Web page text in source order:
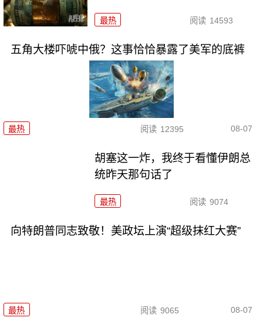
最热 阅读 14593
五角大楼吓唬中俄？这事恰恰暴露了美军的底裤
最热 阅读 12395 08-07
胡塞这一炸，我终于看懂伊朗总
统昨天那句话了
最热 阅读 9074
向特朗普同志致敬！美政坛上演“超级抹红大赛”
最热 阅读 9065 08-07